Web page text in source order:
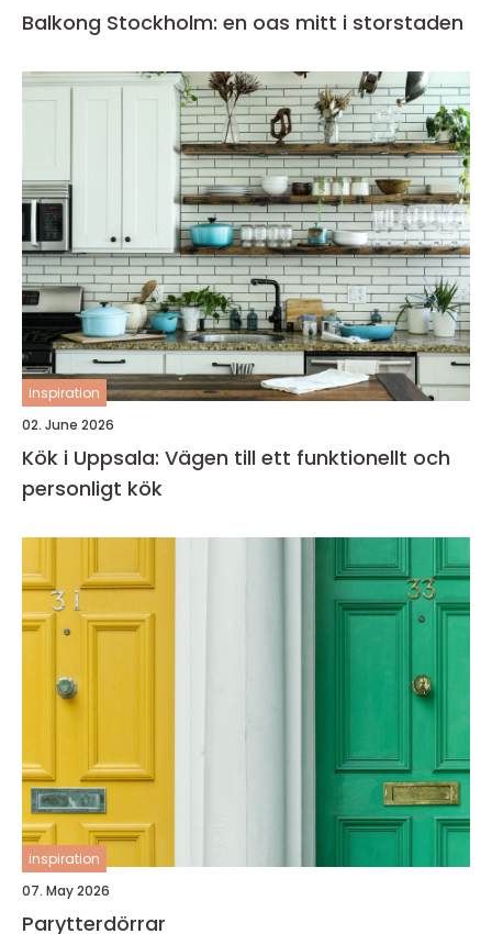
Balkong Stockholm: en oas mitt i storstaden
inspiration
02. June 2026
Kök i Uppsala: Vägen till ett funktionellt och
personligt kök
inspiration
07. May 2026
Parytterdörrar